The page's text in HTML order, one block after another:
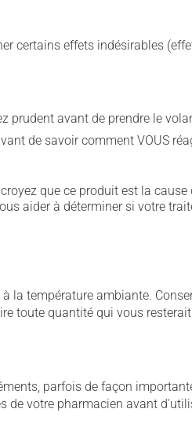
certains effets indésirables
prudent avant de prendre le
de savoir comment VOUS
que ce produit est la
aider à déterminer si votre
la température ambiante.
toute quantité qui vous
parfois de façon
de votre pharmacien avant